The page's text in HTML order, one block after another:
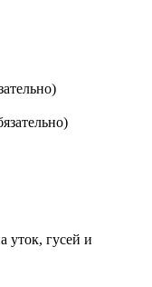
уток, гусей и